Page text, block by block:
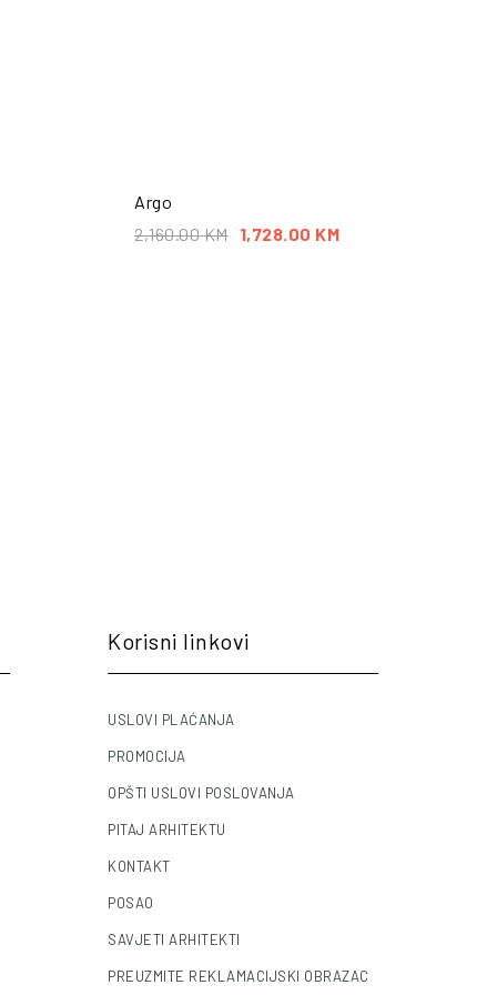
Argo
2,160.00KM 1,728.00 KM
Korisni linkovi
USLOVI PLAĆANJA
PROMOCIJA
OPŠTI USLOVI POSLOVANJA
PITAJ ARHITEKTU
KONTAKT
POSAO
SAVJETI ARHITEKTI
PREUZMITE REKLAMACIJSKI OBRAZAC